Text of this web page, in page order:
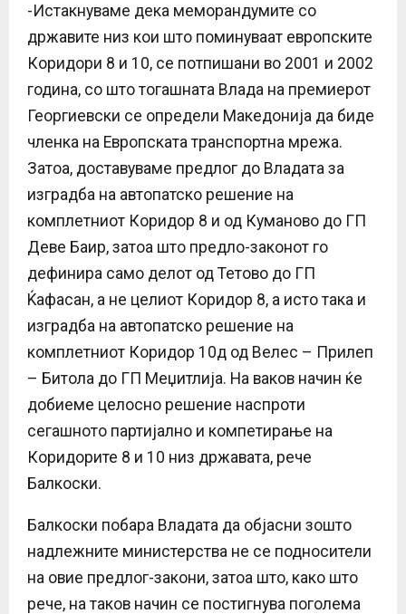
-Истакнуваме дека меморандумите со
државите низ кои што поминуваат европските
Коридори 8 и 10, се потпишани во 2001 и 2002
година, со што тогашната Влада на премиерот
Георгиевски се определи Македонија да биде
членка на Европската транспортна мрежа.
Затоа, доставуваме предлог до Владата за
изградба на автопатско решение на
комплетниот Коридор 8 и од Куманово до ГП
Деве Баир, затоа што предло-законот го
дефинира само делот од Тетово до ГП
Ќафасан, а не целиот Коридор 8, а исто така и
изградба на автопатско решение на
комплетниот Коридор 10д од Велес – Прилеп
– Битола до ГП Меџитлија. На ваков начин ќе
добиеме целосно решение наспроти
сегашното партијално и компетирање на
Коридорите 8 и 10 низ државата, рече
Балкоски.
Балкоски побара Владата да објасни зошто
надлежните министерства не се подносители
на овие предлог-закони, затоа што, како што
рече, на таков начин се постигнува поголема